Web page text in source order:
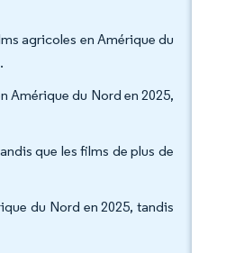
agricoles en Amérique du
Amérique du Nord en 2025,
que les films de plus de
du Nord en 2025, tandis